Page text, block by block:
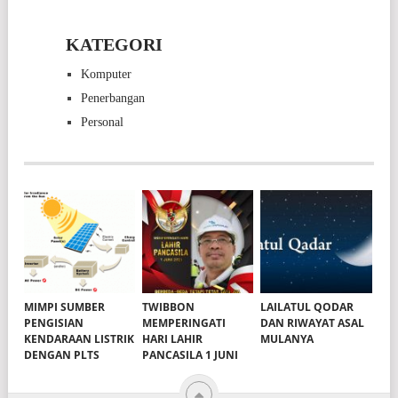
KATEGORI
Komputer
Penerbangan
Personal
MIMPI SUMBER
PENGISIAN
KENDARAAN LISTRIK
DENGAN PLTS
TWIBBON
MEMPERINGATI
HARI LAHIR
PANCASILA 1 JUNI
LAILATUL QODAR
DAN RIWAYAT ASAL
MULANYA